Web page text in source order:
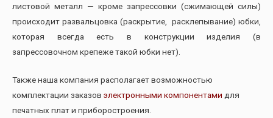
листовой металл — кроме запрессовки (сжимающей силы)
происходит развальцовка (раскрытие, расклепывание) юбки,
которая всегда есть в конструкции изделия (в
запрессовочном крепеже такой юбки нет).
Также наша компания располагает возможностью
комплектации заказов электронными компонентами для
печатных плат и приборостроения.